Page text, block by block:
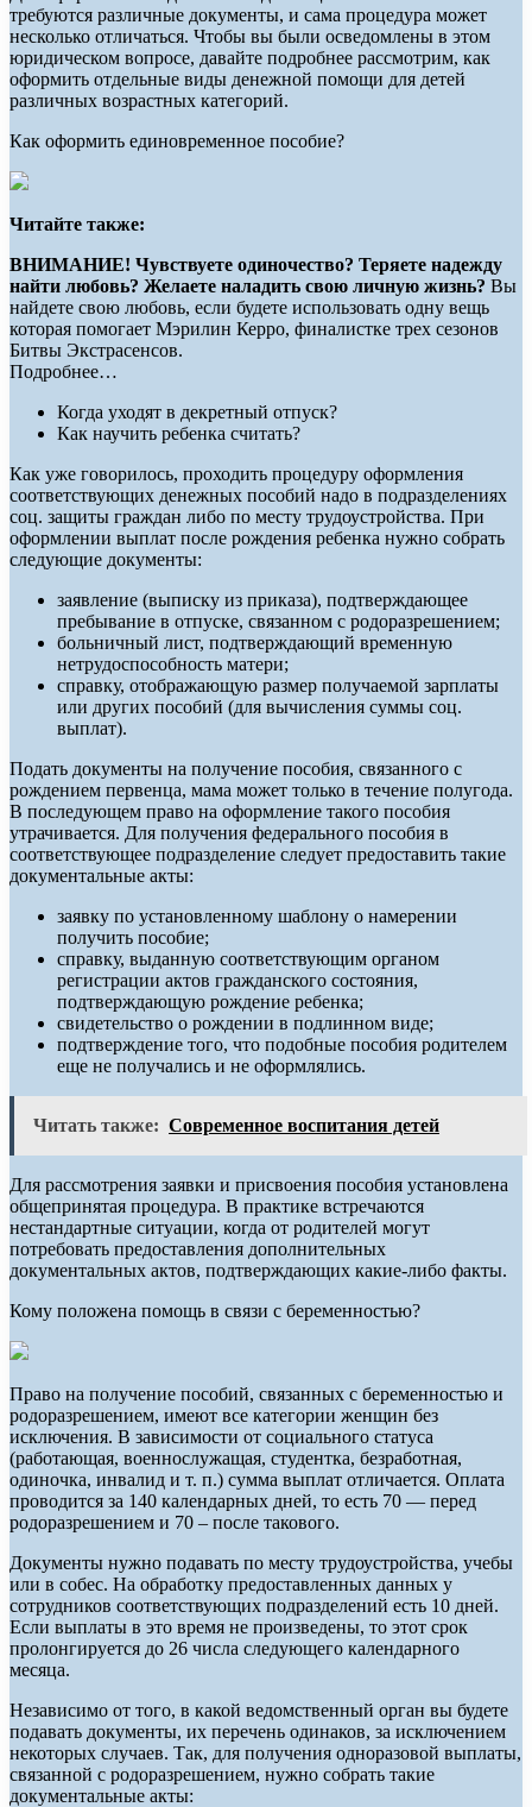
требуются различные документы, и сама процедура может
несколько отличаться. Чтобы вы были осведомлены в этом
юридическом вопросе, давайте подробнее рассмотрим, как
оформить отдельные виды денежной помощи для детей
различных возрастных категорий.
Как оформить единовременное пособие?
Читайте также:
ВНИМАНИЕ! Чувствуете одиночество? Теряете надежду
найти любовь? Желаете наладить свою личную жизнь? Вы
найдете свою любовь, если будете использовать одну вещь
которая помогает Мэрилин Керро, финалистке трех сезонов
Битвы Экстрасенсов.
Подробнее…
Когда уходят в декретный отпуск?
Как научить ребенка считать?
Как уже говорилось, проходить процедуру оформления
соответствующих денежных пособий надо в подразделениях
соц. защиты граждан либо по месту трудоустройства. При
оформлении выплат после рождения ребенка нужно собрать
следующие документы:
заявление (выписку из приказа), подтверждающее
пребывание в отпуске, связанном с родоразрешением;
больничный лист, подтверждающий временную
нетрудоспособность матери;
справку, отображающую размер получаемой зарплаты
или других пособий (для вычисления суммы соц.
выплат).
Подать документы на получение пособия, связанного с
рождением первенца, мама может только в течение полугода.
В последующем право на оформление такого пособия
утрачивается. Для получения федерального пособия в
соответствующее подразделение следует предоставить такие
документальные акты:
заявку по установленному шаблону о намерении
получить пособие;
справку, выданную соответствующим органом
регистрации актов гражданского состояния,
подтверждающую рождение ребенка;
свидетельство о рождении в подлинном виде;
подтверждение того, что подобные пособия родителем
еще не получались и не оформлялись.
Читать также: Современное воспитания детей
Для рассмотрения заявки и присвоения пособия установлена
общепринятая процедура. В практике встречаются
нестандартные ситуации, когда от родителей могут
потребовать предоставления дополнительных
документальных актов, подтверждающих какие-либо факты.
Кому положена помощь в связи с беременностью?
Право на получение пособий, связанных с беременностью и
родоразрешением, имеют все категории женщин без
исключения. В зависимости от социального статуса
(работающая, военнослужащая, студентка, безработная,
одиночка, инвалид и т. п.) сумма выплат отличается. Оплата
проводится за 140 календарных дней, то есть 70 — перед
родоразрешением и 70 – после такового.
Документы нужно подавать по месту трудоустройства, учебы
или в собес. На обработку предоставленных данных у
сотрудников соответствующих подразделений есть 10 дней.
Если выплаты в это время не произведены, то этот срок
пролонгируется до 26 числа следующего календарного
месяца.
Независимо от того, в какой ведомственный орган вы будете
подавать документы, их перечень одинаков, за исключением
некоторых случаев. Так, для получения одноразовой выплаты,
связанной с родоразрешением, нужно собрать такие
документальные акты: